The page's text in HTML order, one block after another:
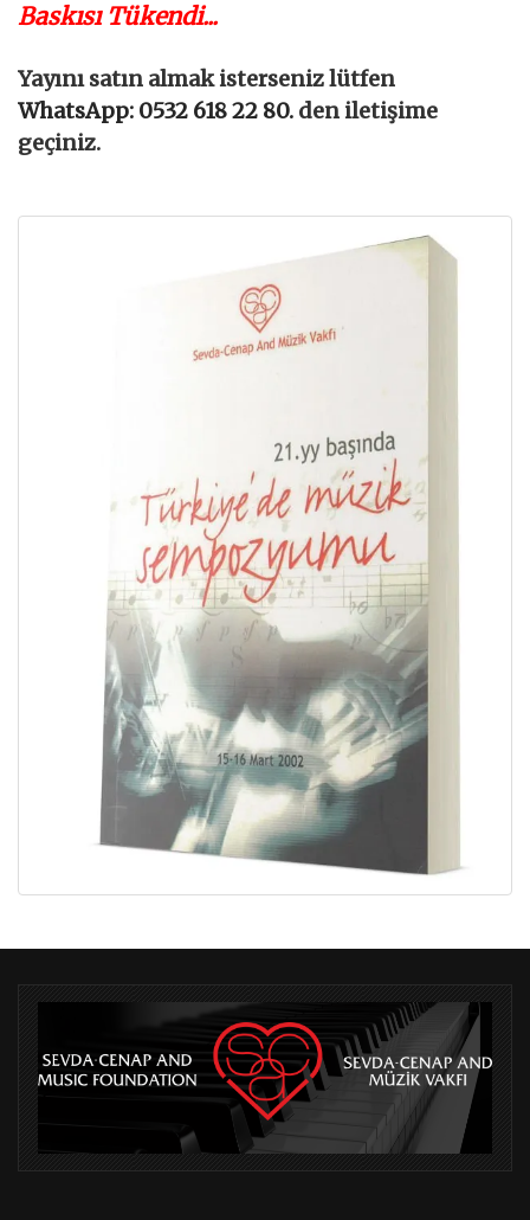
Baskısı Tükendi...
Yayını satın almak isterseniz lütfen
WhatsApp: 0532 618 22 80. den iletişime
geçiniz.